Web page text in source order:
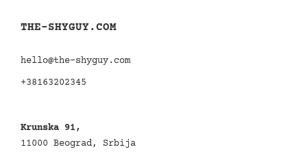
THE-SHYGUY.COM
hello@the-shyguy.com
+38163202345
Krunska 91,
11000 Beograd, Srbija